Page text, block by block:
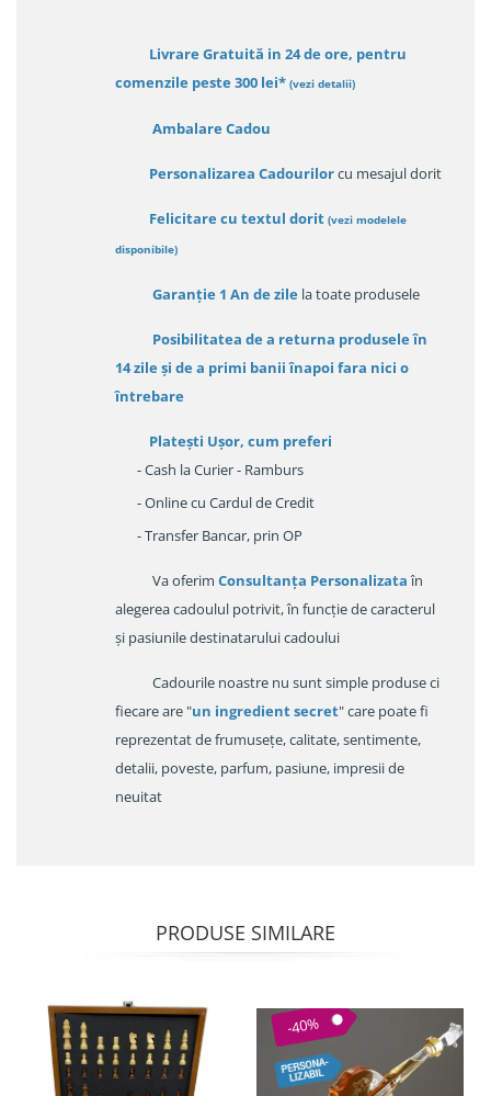
Livrare Gratuită in 24 de ore, pentru
comenzile peste 300 lei* (vezi detalii)
Ambalare Cadou
Personalizarea Cadourilorcu mesajul dorit
Felicitare cu textul dorit (vezi modelele
disponibile)
Garanție 1 An de zile la toate produsele
Posibilitatea de a returna produsele în
14 zileși de a primi banii înapoi fara nici o
întrebare
Platești Ușor, cum preferi
- Cash la Curier - Ramburs
- Online cu Cardul de Credit
- Transfer Bancar, prin OP
Va oferim Consultanța Personalizataîn
alegerea cadoulul potrivit, în funcție de caracterul
și pasiunile destinatarului cadoului
Cadourile noastre nu sunt simple produse ci
fiecare are "un ingredient secret" care poate fi
reprezentat de frumusețe, calitate, sentimente,
detalii, poveste, parfum, pasiune, impresii de
neuitat
PRODUSE SIMILARE
-40%